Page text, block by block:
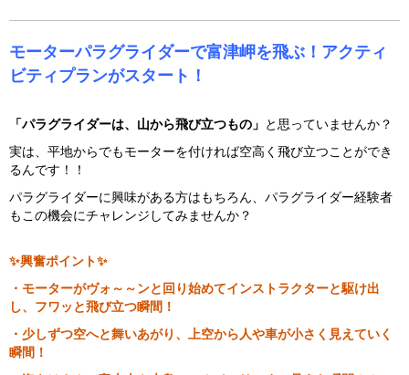
モーターパラグライダーで富津岬を飛ぶ！アクティ
ビティプランがスタート！
「パラグライダーは、山から飛び立つもの」 と思っていませんか？
実は、平地からでもモーターを付ければ空高く飛び立つことができ
るんです！！
パラグライダーに興味がある方はもちろん、パラグライダー経験者
もこの機会にチャレンジしてみませんか？
✨興奮ポイント✨
・モーターがヴォ～～ンと回り始めてインストラクターと駆け出
し、フワッと飛び立つ瞬間！
・少しずつ空へと舞いあがり、上空から人や車が小さく見えていく
瞬間！